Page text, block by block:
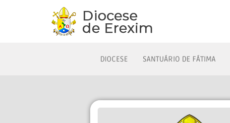
DIOCESE SANTUÁRIO DE FÁTIMA